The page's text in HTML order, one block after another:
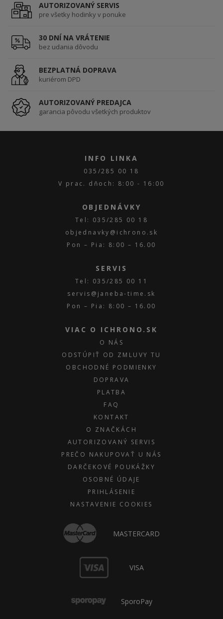
AUTORIZOVANÝ SERVIS
pre všetky hodinky v ponuke
30 DNÍ NA VRÁTENIE
bez udania dôvodu
BEZPLATNÁ DOPRAVA
kuriérom DPD
AUTORIZOVANÝ PREDAJCA
garancia pôvodu všetkých produktov
INFO LINKA
035/285 00 18
V prac. dňoch: 8:00 - 16:00
OBJEDNÁVKY
Tel: 035/285 00 18
objednavky@ichrono.sk
Pon – Pia: 8:00 – 16.00
SERVIS
Tel: 035/285 00 11
servis@janeba-time.sk
Pon – Pia: 8:00 – 16.00
VIAC O ICHRONO.SK
O NÁS
ODSTÚPIŤ OD ZMLUVY TU
OBCHODNÉ PODMIENKY
DOPRAVA
PLATBA
FAQ
KONTAKT
O ZNAČKÁCH
AUTORIZOVANÝ SERVIS
PREČO NAKUPOVAŤ U NÁS
DARČEKOVÉ POUKÁŽKY
OSOBNÉ ÚDAJE
PRIHLÁSENIE
NASTAVENIE COOKIES
MASTERCARD
VISA
SporoPay